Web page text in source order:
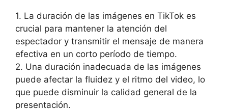
1. La duración de las imágenes en TikTok es
crucial para ⁤mantener la atención del
espectador y‌ transmitir ‍el mensaje de manera
efectiva ‌en un corto⁤ período de tiempo.
2. Una duración inadecuada de las imágenes
puede ‌afectar‌ la fluidez y el ⁢ritmo del video,‍ lo
que puede disminuir la ‍calidad⁢ general de la
presentación.